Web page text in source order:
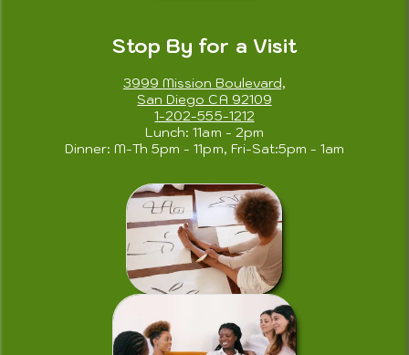
Stop By for a Visit
3999 Mission Boulevard,
San Diego CA 92109
1-202-555-1212
Lunch: 11am - 2pm
Dinner: M-Th 5pm - 11pm, Fri-Sat:5pm - 1am